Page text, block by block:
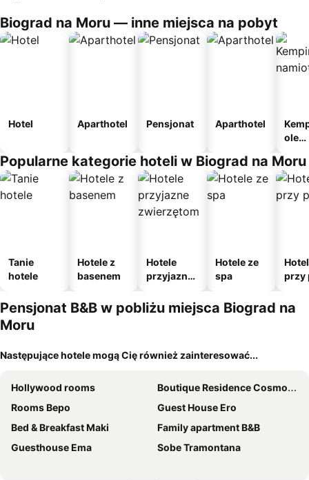
Biograd na Moru — inne miejsca na pobyt
Hotel Aparthotel Pensjonat Aparthotel
ole
e
Popularne kategorie hoteli w Biograd na Moru
Tanie
hotele
Hotele z
basenem
Hotele
przyjazne
m
Hotele ze
spa
przy
Pensjonat B&B w pobliżu miejsca Biograd na
Moru
Następujące hotele mogą Cię również zainteresować...
Hollywood rooms
Boutique Residence Cosmopolis
Rooms Bepo
Guest House Ero
Bed & Breakfast Maki
Family apartment B&B
Guesthouse Ema
Sobe Tramontana